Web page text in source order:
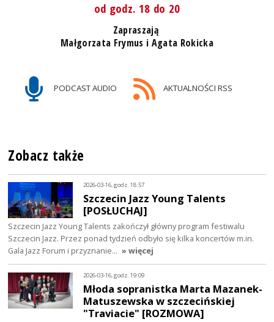
od godz. 18 do 20
Zapraszają
Małgorzata Frymus i Agata Rokicka
PODCAST AUDIO AKTUALNOŚCI RSS
Zobacz także
2026-03-16, godz. 18:57
Szczecin Jazz Young Talents
[POSŁUCHAJ]
Szczecin Jazz Young Talents zakończył główny program festiwalu
Szczecin Jazz. Przez ponad tydzień odbyło się kilka koncertów m.in.
Gala Jazz Forum i przyznanie… » więcej
2026-03-16, godz. 19:09
Młoda sopranistka Marta Mazanek-
Matuszewska w szczecińskiej
"Traviacie" [ROZMOWA]